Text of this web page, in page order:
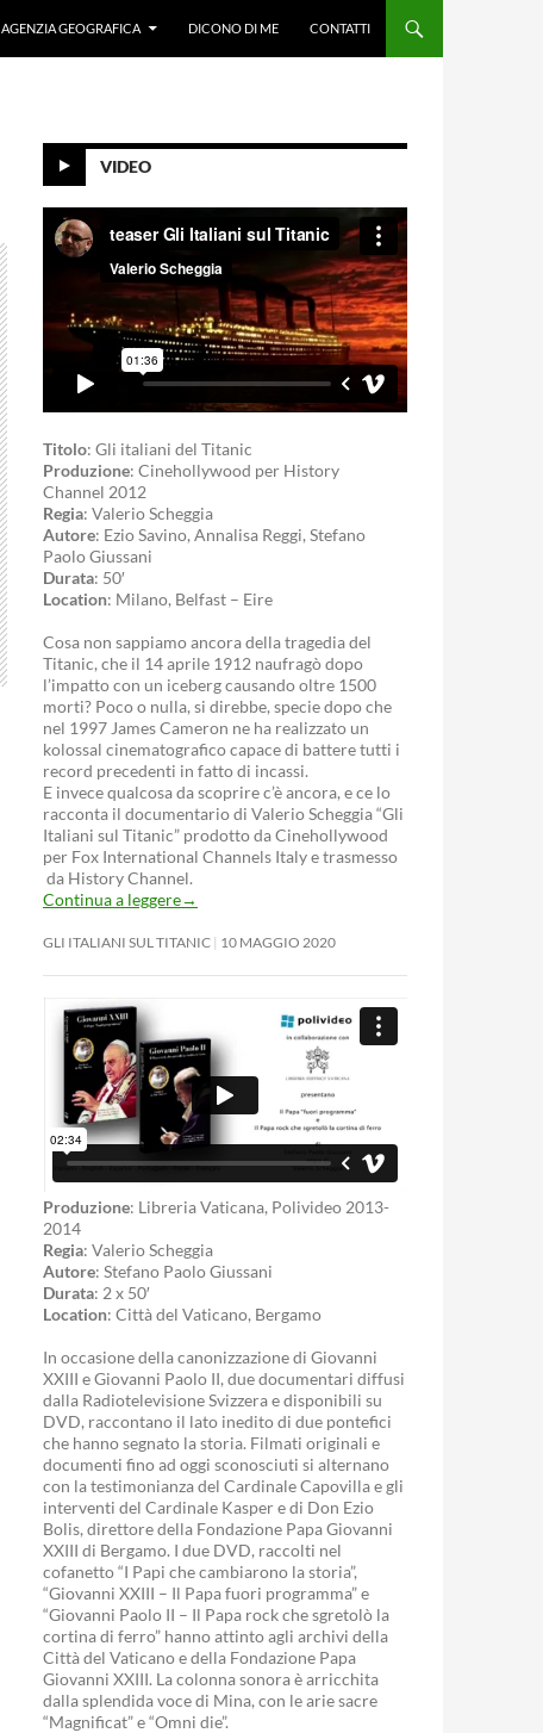
AGENZIA GEOGRAFICA DICONO DI ME CONTATTI
VIDEO
Titolo: Gli italiani del Titanic
Produzione: Cinehollywood per History
Channel 2012
Regia: Valerio Scheggia
Autore: Ezio Savino, Annalisa Reggi, Stefano
Paolo Giussani
Durata: 50′
Location: Milano, Belfast – Eire
Cosa non sappiamo ancora della tragedia del
Titanic, che il 14 aprile 1912 naufragò dopo
l’impatto con un iceberg causando oltre 1500
morti? Poco o nulla, si direbbe, specie dopo che
nel 1997 James Cameron ne ha realizzato un
kolossal cinematografico capace di battere tutti i
record precedenti in fatto di incassi.
E invece qualcosa da scoprire c’è ancora, e ce lo
racconta il documentario di Valerio Scheggia “Gli
Italiani sul Titanic” prodotto da Cinehollywood
per Fox International Channels Italy e trasmesso
da History Channel.
Continua a leggere→
GLI ITALIANI SUL TITANIC 10 MAGGIO 2020
Produzione: Libreria Vaticana, Polivideo 2013-
2014
Regia: Valerio Scheggia
Autore: Stefano Paolo Giussani
Durata: 2 x 50′
Location: Città del Vaticano, Bergamo
In occasione della canonizzazione di Giovanni
XXIII e Giovanni Paolo II, due documentari diffusi
dalla Radiotelevisione Svizzera e disponibili su
DVD, raccontano il lato inedito di due pontefici
che hanno segnato la storia. Filmati originali e
documenti fino ad oggi sconosciuti si alternano
con la testimonianza del Cardinale Capovilla e gli
interventi del Cardinale Kasper e di Don Ezio
Bolis, direttore della Fondazione Papa Giovanni
XXIII di Bergamo. I due DVD, raccolti nel
cofanetto “I Papi che cambiarono la storia”,
“Giovanni XXIII – Il Papa fuori programma” e
“Giovanni Paolo II – Il Papa rock che sgretolò la
cortina di ferro” hanno attinto agli archivi della
Città del Vaticano e della Fondazione Papa
Giovanni XXIII. La colonna sonora è arricchita
dalla splendida voce di Mina, con le arie sacre
“Magnificat” e “Omni die”.